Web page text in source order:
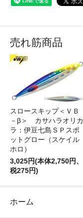
売れ筋商品
スロースキップ＜ＶＢ
－β＞ カサハラオリカ
ラ：伊豆七島ＳＰスポ
ットグロー（スケイル
ホロ）
3,025円(本体2,750円、
税275円)
ホーム